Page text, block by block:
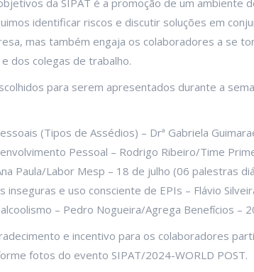
da SIPAT é a promoção de um ambiente
identificar riscos e discutir soluções em
mas também engaja os colaboradores a se
dos colegas de trabalho.
para serem apresentados durante a
(Tipos de Assédios) – Drª Gabriela
Pessoal – Rodrigo Ribeiro/Time
Paula/Labor Mesp – 18 de julho (06 palestras
inseguras e uso consciente de EPIs – Flávio
– Pedro Nogueira/Agrega Benefícios –
e incentivo para os colaboradores
fotos do evento SIPAT/2024-WORLD POST.